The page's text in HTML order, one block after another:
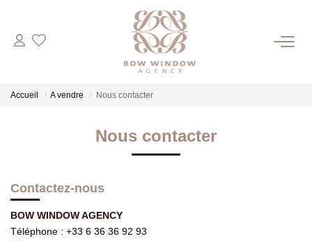
COMMERCES
ESTIMATION
Accueil A vendre Nous contacter
Nous contacter
Contactez-nous
BOW WINDOW AGENCY
Téléphone : +33 6 36 36 92 93